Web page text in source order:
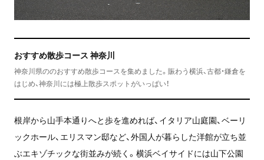
おすすめ散歩コース 神奈川
神奈川県ののおすすめ散歩コースを集めました。賑わう横浜、古都・鎌倉を
はじめ、神奈川には極上散歩スポットがいっぱい！
根岸から山手本通りへと歩を進めれば、イタリア山庭園、ベーリ
ックホール、エリスマン邸など、外国人が暮らした洋館が立ち並
ぶエキゾチックな街並みが続く。横浜ベイサイドには山下公園